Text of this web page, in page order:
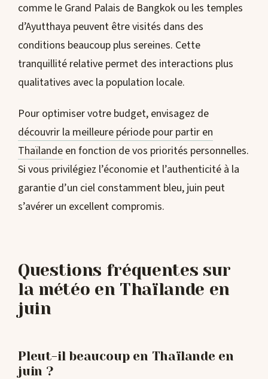
comme le Grand Palais de Bangkok ou les temples
d’Ayutthaya peuvent être visités dans des
conditions beaucoup plus sereines. Cette
tranquillité relative permet des interactions plus
qualitatives avec la population locale.
Pour optimiser votre budget, envisagez de
découvrir la meilleure période pour partir en
Thaïlande en fonction de vos priorités personnelles.
Si vous privilégiez l’économie et l’authenticité à la
garantie d’un ciel constamment bleu, juin peut
s’avérer un excellent compromis.
Questions fréquentes sur
la météo en Thaïlande en
juin
Pleut-il beaucoup en Thaïlande en
juin ?